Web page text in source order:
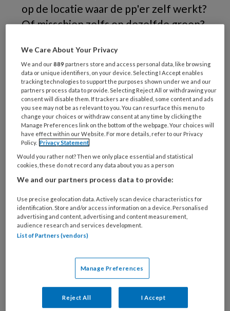
op de locatie waar de pp'er zelf werkt?
Of misschien zelfs op dezelfde groep?
opvangen van hun eigen kinderen op
hun werk? ‘Het heeft echt voor- en
nadelen.'
REGISTREREN
We Care About Your Privacy
We and our889 partners store and access personal data, like browsing
data or unique identifiers, on your device. Selecting I Accept enables
tracking technologies to support the purposes shown under we and our
partners process data to provide. Selecting Reject All or withdrawing your
consent will disable them. If trackers are disabled, some content and ads
you see may not be as relevant to you. You can resurface this menu to
change your choices or withdraw consent at any time by clicking the
Manage Preferences link on the bottom of the webpage. Your choices will
have effect within our Website. For more details, refer to our Privacy
Policy. Privacy Statement
Would you rather not? Then we only place essential and statistical
cookies, these do not record any data about you as a person
We and our partners process data to provide:
Use precise geolocation data. Actively scan device characteristics for
identification. Store and/or access information on a device. Personalised
advertising and content, advertising and content measurement,
audience research and services development.
List of Partners (vendors)
Manage Preferences
Reject All I Accept